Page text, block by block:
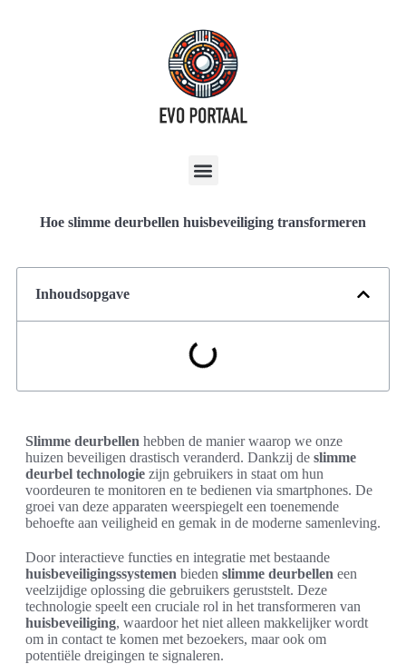
Hoe slimme deurbellen huisbeveiliging transformeren
Inhoudsopgave
Slimme deurbellen hebben de manier waarop we onze
huizen beveiligen drastisch veranderd. Dankzij de slimme
deurbel technologie zijn gebruikers in staat om hun
voordeuren te monitoren en te bedienen via smartphones. De
groei van deze apparaten weerspiegelt een toenemende
behoefte aan veiligheid en gemak in de moderne samenleving.
Door interactieve functies en integratie met bestaande
huisbeveiligingssystemen bieden slimme deurbellen een
veelzijdige oplossing die gebruikers geruststelt. Deze
technologie speelt een cruciale rol in het transformeren van
huisbeveiliging, waardoor het niet alleen makkelijker wordt
om in contact te komen met bezoekers, maar ook om
potentiële dreigingen te signaleren.